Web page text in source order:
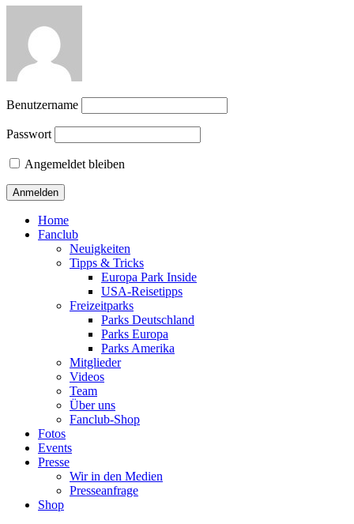
Benutzername
Passwort
Angemeldet bleiben
Home
Fanclub
Neuigkeiten
Tipps & Tricks
Europa Park Inside
USA-Reisetipps
Freizeitparks
Parks Deutschland
Parks Europa
Parks Amerika
Mitglieder
Videos
Team
Über uns
Fanclub-Shop
Fotos
Events
Presse
Wir in den Medien
Presseanfrage
Shop